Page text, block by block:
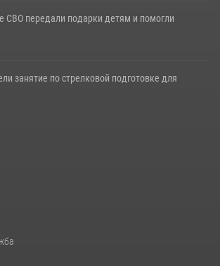
СВО передали подарки детям и помогли
занятие по стрелковой подготовке для